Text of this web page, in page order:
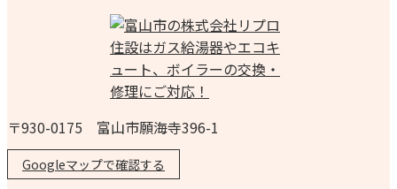
〒930-0175 富山市願海寺396-1
Googleマップで確認する